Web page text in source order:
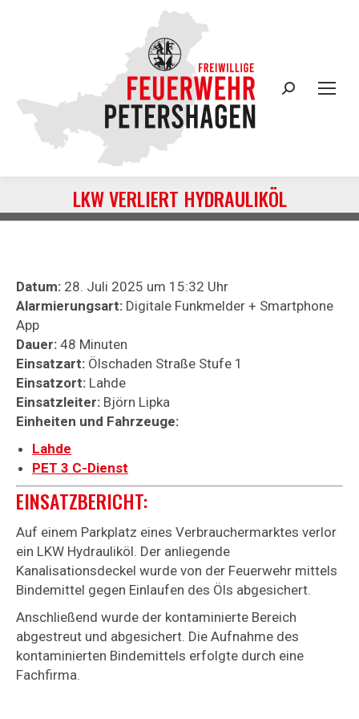
Search:
LKW VERLIERT HYDRAULIKÖL
Sie befinden sich hier:
Datum: 28. Juli 2025 um 15:32 Uhr
Alarmierungsart: Digitale Funkmelder + Smartphone
App
Dauer: 48 Minuten
Einsatzart: Ölschaden Straße Stufe 1
Einsatzort: Lahde
Einsatzleiter: Björn Lipka
Einheiten und Fahrzeuge:
Lahde
PET 3 C-Dienst
EINSATZBERICHT:
Auf einem Parkplatz eines Verbrauchermarktes verlor
ein LKW Hydrauliköl. Der anliegende
Kanalisationsdeckel wurde von der Feuerwehr mittels
Bindemittel gegen Einlaufen des Öls abgesichert.
Anschließend wurde der kontaminierte Bereich
abgestreut und abgesichert. Die Aufnahme des
kontaminierten Bindemittels erfolgte durch eine
Fachfirma.